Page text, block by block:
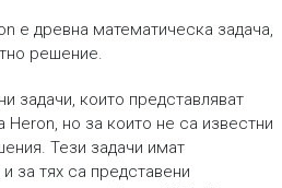
е древна математическа задача,
решение.
задачи, които представляват
Heron, но за които не са известни
Тези задачи имат
за тях са представени